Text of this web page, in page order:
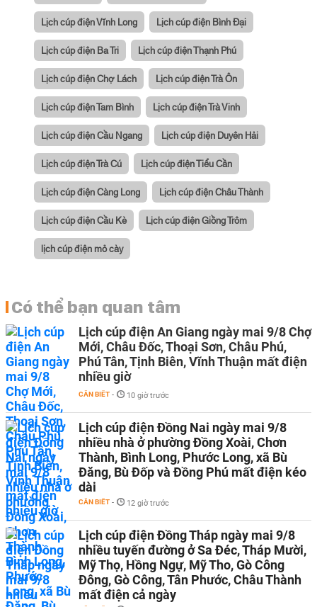
Lịch cúp điện Vĩnh Long Lịch cúp điện Bình Đại
Lịch cúp điện Ba Tri Lịch cúp điện Thạnh Phú
Lịch cúp điện Chợ Lách Lịch cúp điện Trà Ôn
Lịch cúp điện Tam Bình Lịch cúp điện Trà Vinh
Lịch cúp điện Cầu Ngang Lịch cúp điện Duyên Hải
Lịch cúp điện Trà Cú Lịch cúp điện Tiểu Cần
Lịch cúp điện Càng Long Lịch cúp điện Châu Thành
Lịch cúp điện Cầu Kè Lịch cúp điện Giồng Trôm
lịch cúp điện mỏ cày
Có thể bạn quan tâm
Lịch cúp điện An Giang ngày mai 9/8 Chợ
Mới, Châu Đốc, Thoại Sơn, Châu Phú,
Phú Tân, Tịnh Biên, Vĩnh Thuận mất điện
nhiều giờ
CẦN BIẾT - 10 giờ trước
Lịch cúp điện Đồng Nai ngày mai 9/8
nhiều nhà ở phường Đồng Xoài, Chơn
Thành, Bình Long, Phước Long, xã Bù
Đăng, Bù Đốp và Đồng Phú mất điện kéo
dài
CẦN BIẾT - 12 giờ trước
Lịch cúp điện Đồng Tháp ngày mai 9/8
nhiều tuyến đường ở Sa Đéc, Tháp Mười,
Mỹ Thọ, Hồng Ngự, Mỹ Tho, Gò Công
Đông, Gò Công, Tân Phước, Châu Thành
mất điện cả ngày